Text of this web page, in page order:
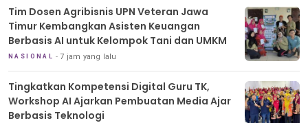
Tim Dosen Agribisnis UPN Veteran Jawa
Timur Kembangkan Asisten Keuangan
Berbasis AI untuk Kelompok Tani dan UMKM
NASIONAL 7 jam yang lalu
Tingkatkan Kompetensi Digital Guru TK,
Workshop AI Ajarkan Pembuatan Media Ajar
Berbasis Teknologi